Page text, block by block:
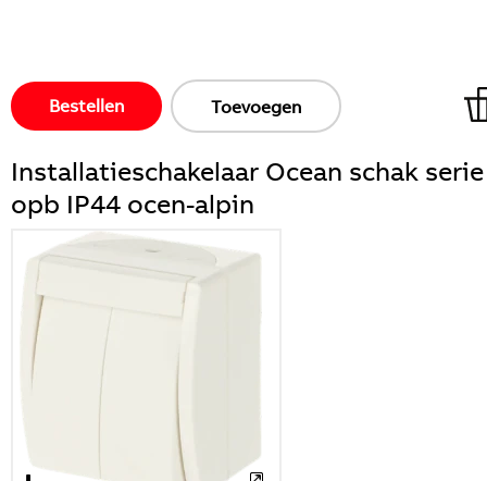
Bestellen Toevoegen
Installatieschakelaar Ocean schak serie
opb IP44 ocen-alpin